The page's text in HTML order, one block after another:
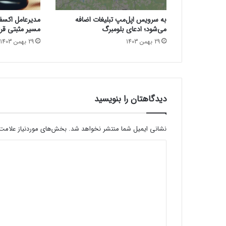
و
ب‌
ک
م
ا
ی
ق
ی
م
به سرویس اپل‌مپ تبلیغات اضافه
می‌شود؛ ادعای بلومبرگ
29 بهمن 1403
مدیرعامل
مسیر مثبتی
29 بهمن 1403
دیدگاهتان را بنویسید
نشانی ایمیل شما منتشر نخواهد شد. بخش‌های موردنیاز